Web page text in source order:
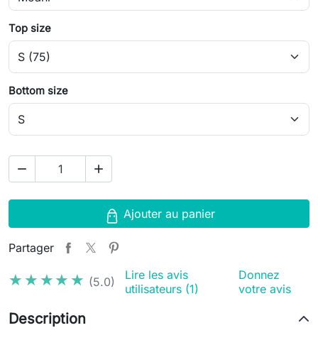
Top size
Bottom size
remove add
Ajouter au panier
Partager
★★★★★
★★★★★ (5.0)
Lire les avis
utilisateurs (1)
Donnez
votre avis
Description